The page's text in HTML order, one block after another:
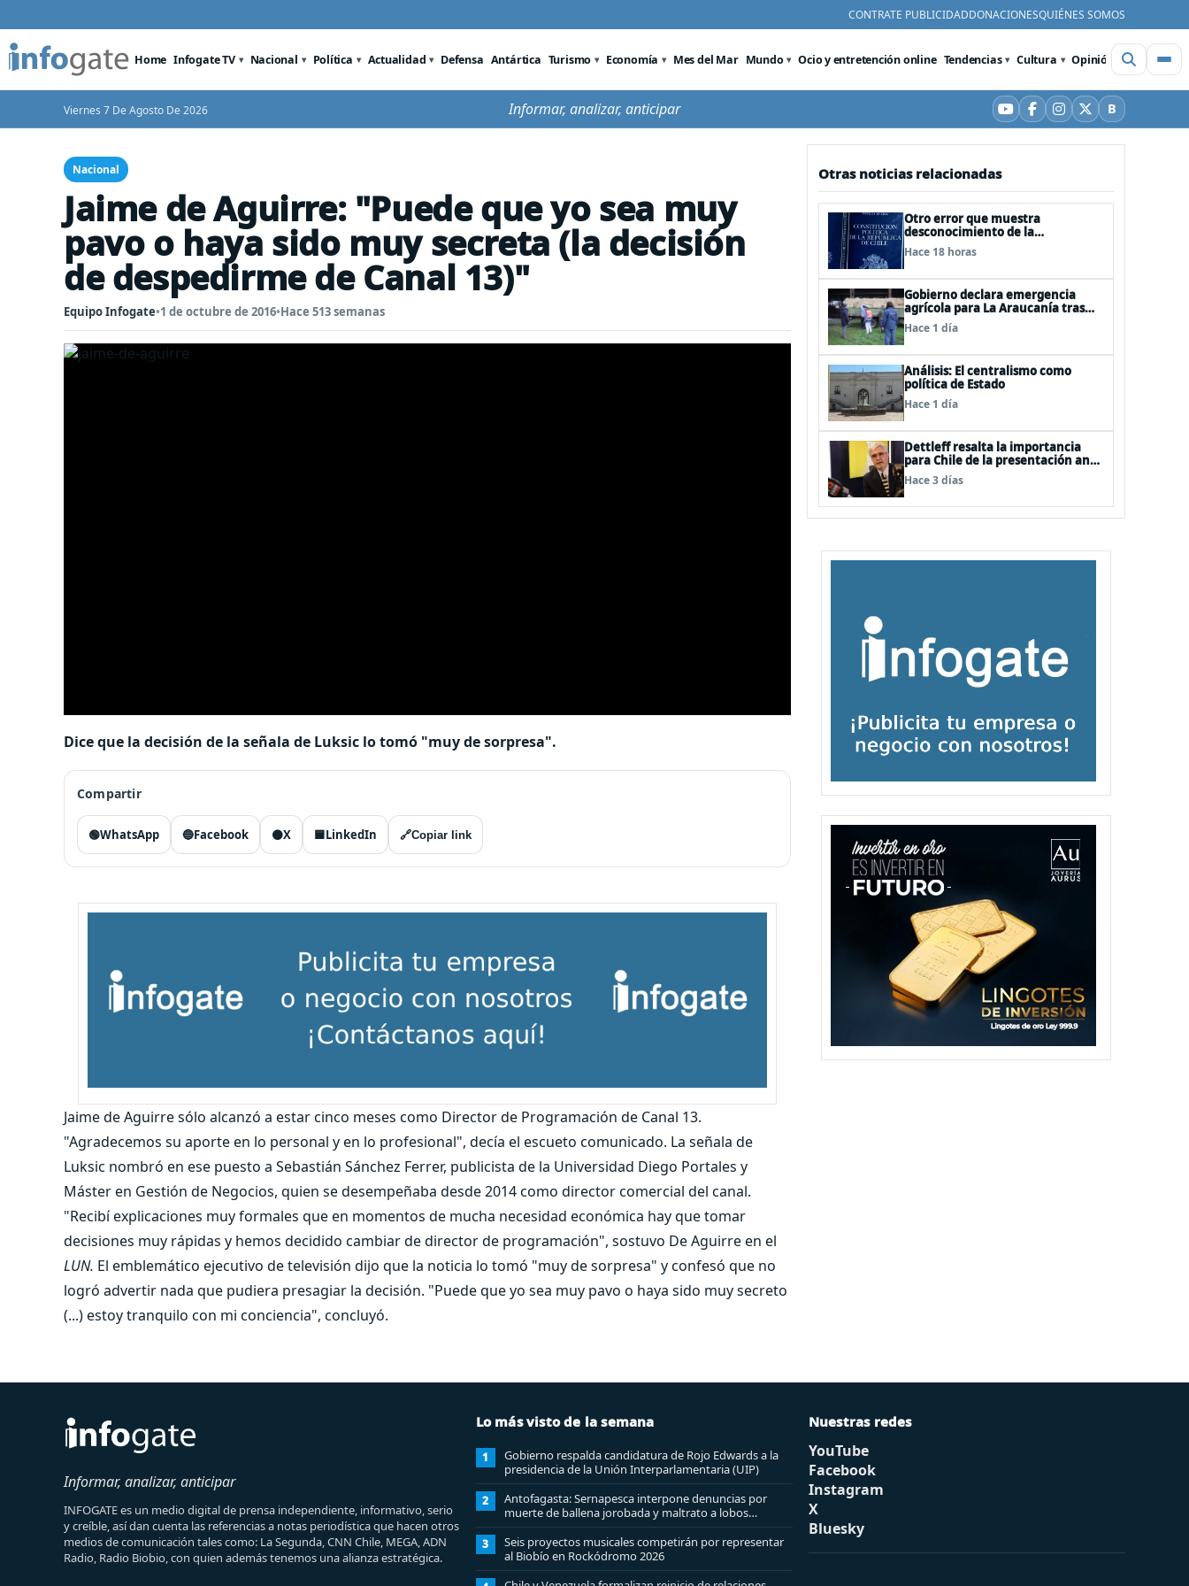
CONTRATE PUBLICIDADDONACIONESQUIÉNES SOMOS
Home Infogate TV Nacional Política Actualidad Defensa Antártica Turismo Economía Mes del Mar Mundo Ocio y entretención online Tendencias Cultura Opinión Videos
Viernes 7 De Agosto De 2026 Informar, analizar, anticipar YouTube
Facebook
Instagram
X BBluesky
Nacional
Jaime de Aguirre: "Puede que yo sea muy
pavo o haya sido muy secreta (la decisión
de despedirme de Canal 13)"
Equipo Infogate•1 de octubre de 2016•Hace 513 semanas
Dice que la decisión de la señala de Luksic lo tomó "muy de sorpresa".
Compartir
🟢WhatsApp 🔵Facebook ⚫X 🟦LinkedIn 🔗Copiar link
Jaime de Aguirre sólo alcanzó a estar cinco meses como Director de Programación de Canal 13.
"Agradecemos su aporte en lo personal y en lo profesional", decía el escueto comunicado. La señala de
Luksic nombró en ese puesto a Sebastián Sánchez Ferrer, publicista de la Universidad Diego Portales y
Máster en Gestión de Negocios, quien se desempeñaba desde 2014 como director comercial del canal.
"Recibí explicaciones muy formales que en momentos de mucha necesidad económica hay que tomar
decisiones muy rápidas y hemos decidido cambiar de director de programación", sostuvo De Aguirre en el
LUN. El emblemático ejecutivo de televisión dijo que la noticia lo tomó "muy de sorpresa" y confesó que no
logró advertir nada que pudiera presagiar la decisión. "Puede que yo sea muy pavo o haya sido muy secreto
(...) estoy tranquilo con mi conciencia", concluyó.
Otras noticias relacionadas
Otro error que muestra
desconocimiento de la
Constitución: Artículo 1 consagra
resguardar la seguridad nacional y
Hace 18 horas
Gobierno declara emergencia
agrícola para La Araucanía tras
desastres por pasos de sistemas
frontales
Hace 1 día
Análisis: El centralismo como
política de Estado
Hace 1 día
Dettleff resalta la importancia
para Chile de la presentación ante
la ONU de la Plataforma
Continental Extendida del
Hace 3 días
Informar, analizar, anticipar
INFOGATE es un medio digital de prensa independiente, informativo, serio
y creíble, así dan cuenta las referencias a notas periodística que hacen otros
medios de comunicación tales como: La Segunda, CNN Chile, MEGA, ADN
Radio, Radio Biobio, con quien además tenemos una alianza estratégica.
Lo más visto de la semana
1
Gobierno respalda candidatura de Rojo Edwards a la
presidencia de la Unión Interparlamentaria (UIP)
2
Antofagasta: Sernapesca interpone denuncias por
muerte de ballena jorobada y maltrato a lobos
marinos
3
Seis proyectos musicales competirán por representar
al Biobío en Rockódromo 2026
Nuestras redes
YouTube
Facebook
Instagram
X
Bluesky